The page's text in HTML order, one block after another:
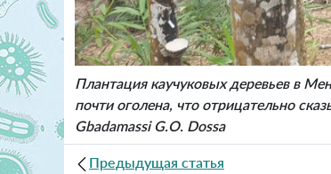
Плантация каучуковых деревьев в
почти оголена, что отрицательно
Gbadamassi G.O. Dossa
Предыдущая статья